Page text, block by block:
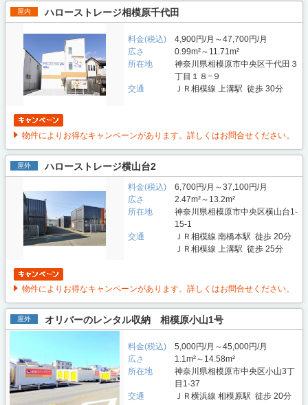
屋内 ハローストレージ相模原千代田
料金(税込)
4,900円/月～47,700円/月
広さ
0.99m²～11.71m²
所在地
神奈川県相模原市中央区千代田３
丁目１８−９
交通
ＪＲ相模線 上溝駅 徒歩 30分
物件によりお得なキャンペーンがあります。詳しくはお問合せください。
屋外 ハローストレージ横山台2
料金(税込)
6,700円/月～37,100円/月
広さ
2.47m²～13.2m²
所在地
神奈川県相模原市中央区横山台1-
15-1
交通
ＪＲ相模線 南橋本駅 徒歩 20分
ＪＲ相模線 上溝駅 徒歩 25分
物件によりお得なキャンペーンがあります。詳しくはお問合せください。
屋外 オリバーのレンタル収納 相模原小山1号
料金(税込)
5,000円/月～45,000円/月
広さ
1.1m²～14.58m²
所在地
神奈川県相模原市中央区小山3丁
目1-37
交通
ＪＲ横浜線 相模原駅 徒歩 20分